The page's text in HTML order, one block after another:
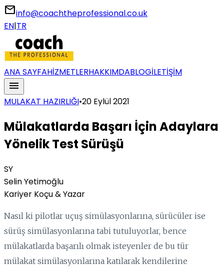
emailinfo@coachtheprofessional.co.uk
EN|TR
ANA SAYFAHİZMETLERHAKKIMDABLOGİLETİŞİM
menu
MULAKAT HAZIRLIĞI•20 Eylül 2021
Mülakatlarda Başarı İçin Adaylara
Yönelik Test Sürüşü
SY
Selin Yetimoğlu
Kariyer Koçu & Yazar
Nasıl ki pilotlar uçuş simülasyonlarına, sürücüler ise
sürüş simülasyonlarına tabi tutuluyorlar, bence
mülakatlarda başarılı olmak isteyenler de bu tür
mülakat simülasyonlarına katılarak kendilerine